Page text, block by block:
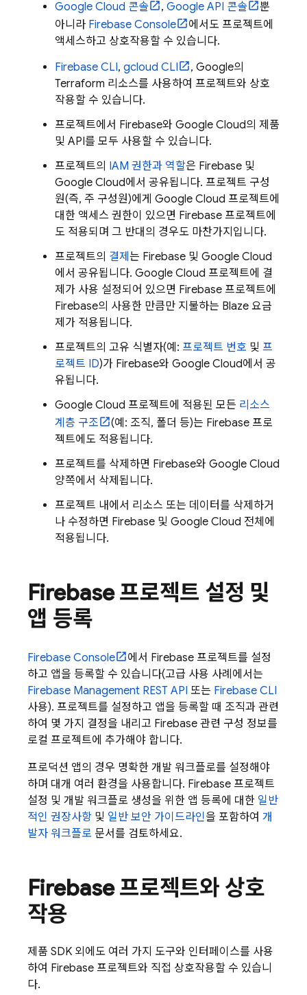
Google Cloud 콘솔 , Google API 콘솔
뿐
아니라 Firebase Console
에서도 프로젝트에
액세스하고 상호작용할 수 있습니다.
Firebase CLI, gcloud CLI
, Google의
Terraform 리소스를 사용하여 프로젝트와 상호
작용할 수 있습니다.
프로젝트에서 Firebase와 Google Cloud의 제품
및 API를 모두 사용할 수 있습니다.
프로젝트의 IAM 권한과 역할은 Firebase 및
Google Cloud에서 공유됩니다. 프로젝트 구성
원(즉, 주 구성원)에게 Google Cloud 프로젝트에
대한 액세스 권한이 있으면 Firebase 프로젝트에
도 적용되며 그 반대의 경우도 마찬가지입니다.
프로젝트의 결제 는 Firebase 및 Google Cloud
에서 공유됩니다. Google Cloud 프로젝트에 결
제가 사용 설정되어 있으면 Firebase 프로젝트에
Firebase의 사용한 만큼만 지불하는 Blaze 요금
제가 적용됩니다.
프로젝트의 고유 식별자(예: 프로젝트 번호 및 프
로젝트 ID)가 Firebase와 Google Cloud에서 공
유됩니다.
Google Cloud 프로젝트에 적용된 모든 리소스
계층 구조
(예: 조직, 폴더 등)는 Firebase 프로
젝트에도 적용됩니다.
프로젝트를 삭제하면 Firebase와 Google Cloud
양쪽에서 삭제됩니다.
프로젝트 내에서 리소스 또는 데이터를 삭제하거
나 수정하면 Firebase 및 Google Cloud 전체에
적용됩니다.
Firebase 프로젝트 설정 및
앱 등록
Firebase Console
에서 Firebase 프로젝트를 설정
하고 앱을 등록할 수 있습니다(고급 사용 사례에서는
Firebase Management REST API 또는 Firebase CLI
사용). 프로젝트를 설정하고 앱을 등록할 때 조직과 관련
하여 몇 가지 결정을 내리고 Firebase 관련 구성 정보를
로컬 프로젝트에 추가해야 합니다.
프로덕션 앱의 경우 명확한 개발 워크플로를 설정해야
하며 대개 여러 환경을 사용합니다. Firebase 프로젝트
설정 및 개발 워크플로 생성을 위한 앱 등록에 대한 일반
적인 권장사항 및 일반 보안 가이드라인을 포함하여 개
발자 워크플로 문서를 검토하세요.
Firebase 프로젝트와 상호
작용
제품 SDK 외에도 여러 가지 도구와 인터페이스를 사용
하여 Firebase 프로젝트와 직접 상호작용할 수 있습니
다.